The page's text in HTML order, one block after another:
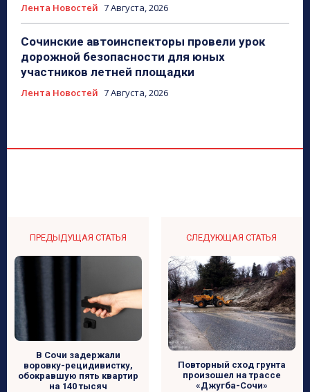
Лента Новостей 7 Августа, 2026
Сочинские автоинспекторы провели урок
дорожной безопасности для юных
участников летней площадки
Лента Новостей 7 Августа, 2026
ПРЕДЫДУЩАЯ СТАТЬЯ
В Сочи задержали
воровку-рецидивистку,
обокравшую пять квартир
на 140 тысяч
СЛЕДУЮЩАЯ СТАТЬЯ
Повторный сход грунта
произошел на трассе
«Джугба-Сочи»